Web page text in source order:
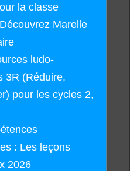
la classe
Marelle
ludo-
3R (Réduire,
pour les cycles 2,
: Les leçons
2026